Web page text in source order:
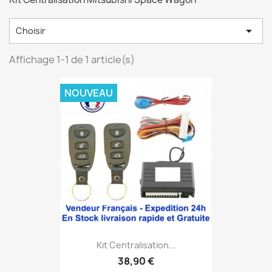
Choisir 
Affichage 1-1 de 1 article(s)
Kit Centralisation...
38,90 €
NOUVEAU